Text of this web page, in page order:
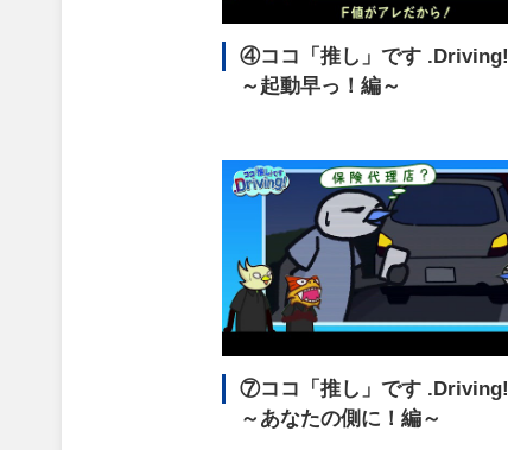
④ココ「推し」です .Driving!
～起動早っ！編～
⑦ココ「推し」です .Driving!
～あなたの側に！編～